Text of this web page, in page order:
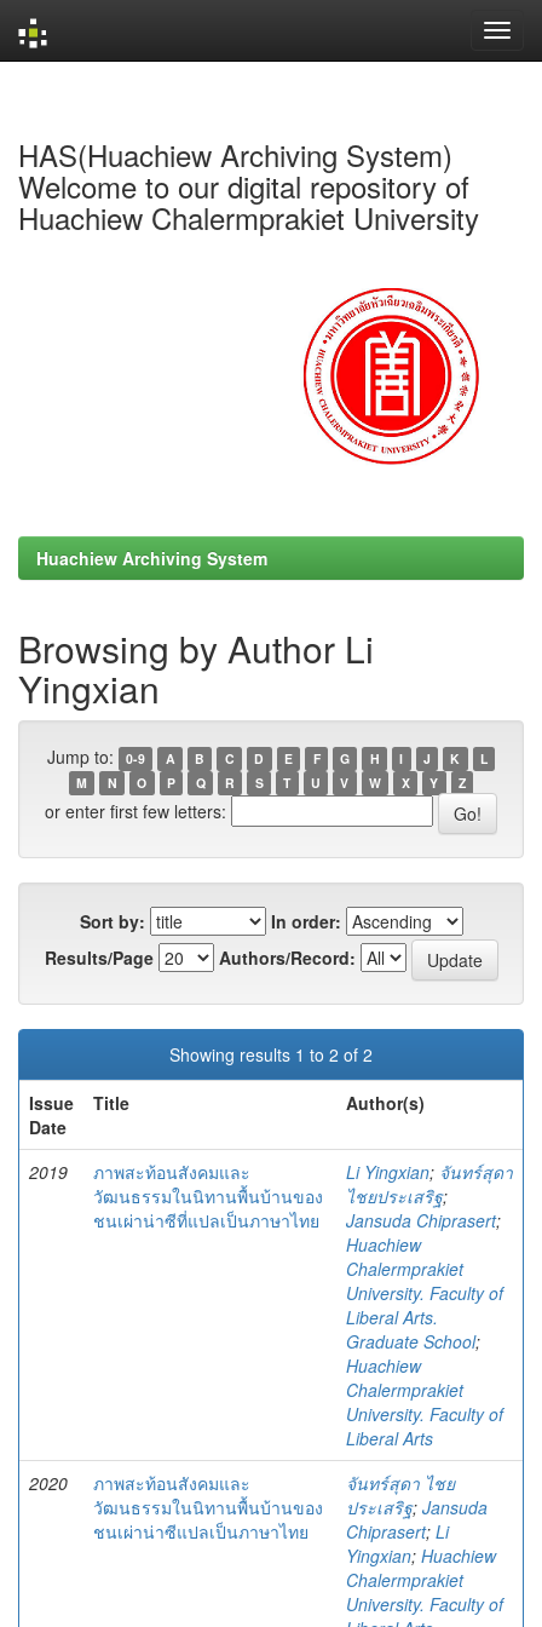
HAS(Huachiew Archiving System)
Welcome to our digital repository of
Huachiew Chalermprakiet University
Huachiew Archiving System
Browsing by Author Li
Yingxian
Jump to: 0-9 A B C D E F G H I J K
L
M
N O P Q R S T U V W X Y Z
or enter first few letters:
Sort by:
In order:
Results/Page
Authors/Record:
Showing results 1 to 2 of 2
Issue
Date
Title Author(s)
2019
ภาพสะท้อนสังคมและ
วัฒนธรรมในนิทานพื้นบ้านของ
ชนเผ่าน่าซีที่แปลเป็นภาษาไทย
Li Yingxian; จันทร์สุดา
ไชยประเสริฐ;
Jansuda Chiprasert;
Huachiew
Chalermprakiet
University. Faculty of
Liberal Arts.
Graduate School;
Huachiew
Chalermprakiet
University. Faculty of
Liberal Arts
2020
ภาพสะท้อนสังคมและ
วัฒนธรรมในนิทานพื้นบ้านของ
ชนเผ่าน่าซีแปลเป็นภาษาไทย
จันทร์สุดา ไชย
ประเสริฐ; Jansuda
Chiprasert; Li
Yingxian; Huachiew
Chalermprakiet
University. Faculty of